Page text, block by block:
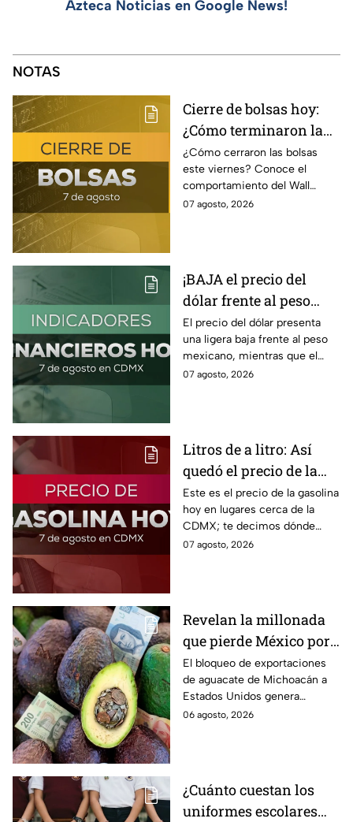
Azteca Noticias en Google News!
NOTAS
Cierre de bolsas hoy:
¿Cómo terminaron la
BMV y el Wall Street
hoy 7 de agosto
¿Cómo cerraron las bolsas
este viernes? Conoce el
comportamiento del Wall
Street y de la BMV, así como el
07 agosto, 2026
¡BAJA el precio del
dólar frente al peso
hoy! Así quedó este
viernes 7 de agosto
2026
El precio del dólar presenta
una ligera baja frente al peso
mexicano, mientras que el
petróleo también presenta una
07 agosto, 2026
Litros de a litro: Así
quedó el precio de la
gasolina HOY
Este es el precio de la gasolina
hoy en lugares cerca de la
CDMX; te decimos dónde
encontrarla más barata este
07 agosto, 2026
Revelan la millonada
que pierde México por
el bloqueo de Estados
Unidos al aguate de
Michoacán
El bloqueo de exportaciones
de aguacate de Michoacán a
Estados Unidos genera
pérdidas millonarias.
06 agosto, 2026
¿Cuánto cuestan los
uniformes escolares